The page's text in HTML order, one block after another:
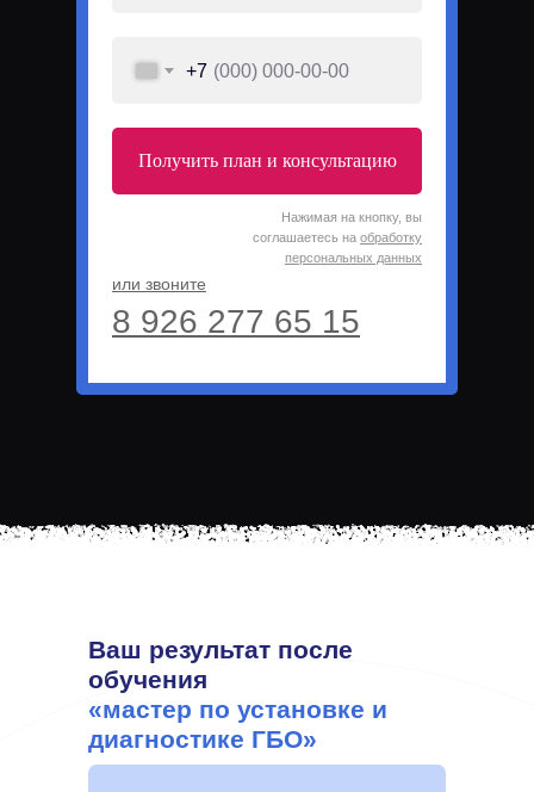
Нажимая на кнопку, вы
соглашаетесь на обработку
персональных данных
или звоните
+7
Получить план и консультацию
8 926 277 65 15
Ваш результат после
обучения
«мастер по установке и
диагностике ГБО»